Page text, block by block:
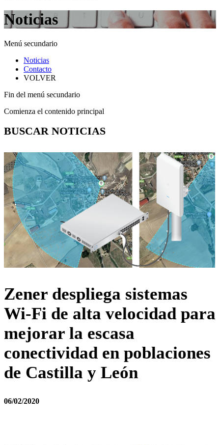
Noticias
Menú secundario
Noticias
Contacto
VOLVER
Fin del menú secundario
Comienza el contenido principal
BUSCAR NOTICIAS
Zener despliega sistemas
Wi-Fi de alta velocidad para
mejorar la escasa
conectividad en poblaciones
de Castilla y León
06/02/2020